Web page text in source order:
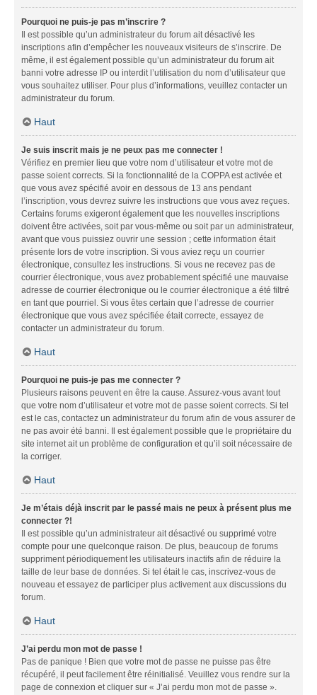
Pourquoi ne puis-je pas m’inscrire ?
Il est possible qu’un administrateur du forum ait désactivé les
inscriptions afin d’empêcher les nouveaux visiteurs de s’inscrire. De
même, il est également possible qu’un administrateur du forum ait
banni votre adresse IP ou interdit l’utilisation du nom d’utilisateur que
vous souhaitez utiliser. Pour plus d’informations, veuillez contacter un
administrateur du forum.
Haut
Je suis inscrit mais je ne peux pas me connecter !
Vérifiez en premier lieu que votre nom d’utilisateur et votre mot de
passe soient corrects. Si la fonctionnalité de la COPPA est activée et
que vous avez spécifié avoir en dessous de 13 ans pendant
l’inscription, vous devrez suivre les instructions que vous avez reçues.
Certains forums exigeront également que les nouvelles inscriptions
doivent être activées, soit par vous-même ou soit par un administrateur,
avant que vous puissiez ouvrir une session ; cette information était
présente lors de votre inscription. Si vous aviez reçu un courrier
électronique, consultez les instructions. Si vous ne recevez pas de
courrier électronique, vous avez probablement spécifié une mauvaise
adresse de courrier électronique ou le courrier électronique a été filtré
en tant que pourriel. Si vous êtes certain que l’adresse de courrier
électronique que vous avez spécifiée était correcte, essayez de
contacter un administrateur du forum.
Haut
Pourquoi ne puis-je pas me connecter ?
Plusieurs raisons peuvent en être la cause. Assurez-vous avant tout
que votre nom d’utilisateur et votre mot de passe soient corrects. Si tel
est le cas, contactez un administrateur du forum afin de vous assurer de
ne pas avoir été banni. Il est également possible que le propriétaire du
site internet ait un problème de configuration et qu’il soit nécessaire de
la corriger.
Haut
Je m’étais déjà inscrit par le passé mais ne peux à présent plus me
connecter ?!
Il est possible qu’un administrateur ait désactivé ou supprimé votre
compte pour une quelconque raison. De plus, beaucoup de forums
suppriment périodiquement les utilisateurs inactifs afin de réduire la
taille de leur base de données. Si tel était le cas, inscrivez-vous de
nouveau et essayez de participer plus activement aux discussions du
forum.
Haut
J’ai perdu mon mot de passe !
Pas de panique ! Bien que votre mot de passe ne puisse pas être
récupéré, il peut facilement être réinitialisé. Veuillez vous rendre sur la
page de connexion et cliquer sur « J’ai perdu mon mot de passe ».